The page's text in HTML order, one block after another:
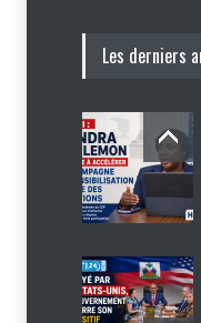
Les derniers